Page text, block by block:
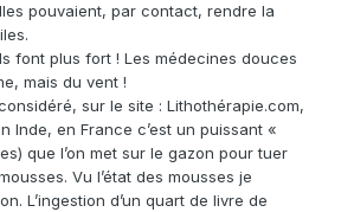
pouvaient, par contact, rendre la
font plus fort ! Les médecines douces
mais du vent !
sur le site : Lithothérapie.com,
Inde, en France c’est un puissant «
que l’on met sur le gazon pour tuer
Vu l’état des mousses je
L’ingestion d’un quart de livre de